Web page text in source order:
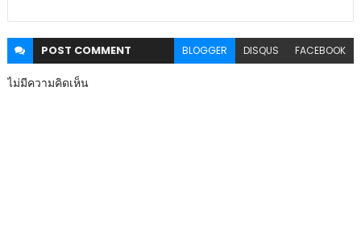
POST COMMENT BLOGGER DISQUS FACEBOOK
ไม่มีความคิดเห็น